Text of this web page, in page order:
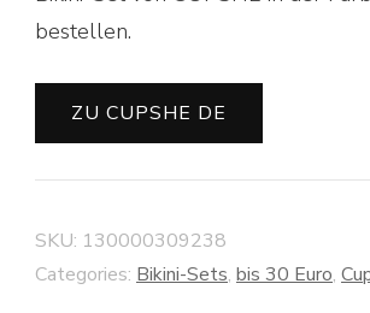
bestellen.
ZU CUPSHE DE
SKU: 130000309238
Categories: Bikini-Sets, bis 30 Euro,